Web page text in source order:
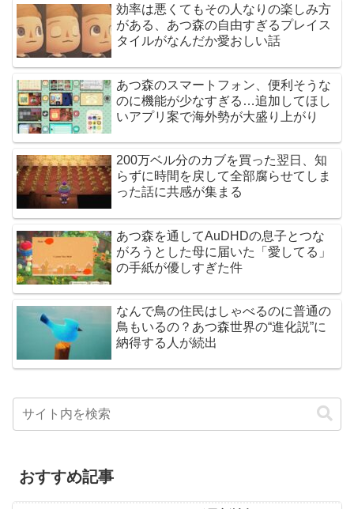
効率は悪くてもその人なりの楽しみ方
がある、あつ森の自由すぎるプレイス
タイルがなんだか愛おしい話
あつ森のスマートフォン、便利そうな
のに機能が少なすぎる…追加してほし
いアプリ案で海外勢が大盛り上がり
200万ベル分のカブを買った翌日、知
らずに時間を戻して全部腐らせてしま
った話に共感が集まる
あつ森を通してAuDHDの息子とつな
がろうとした母に届いた「愛してる」
の手紙が優しすぎた件
なんで鳥の住民はしゃべるのに普通の
鳥もいるの？あつ森世界の“進化説”に
納得する人が続出
おすすめ記事